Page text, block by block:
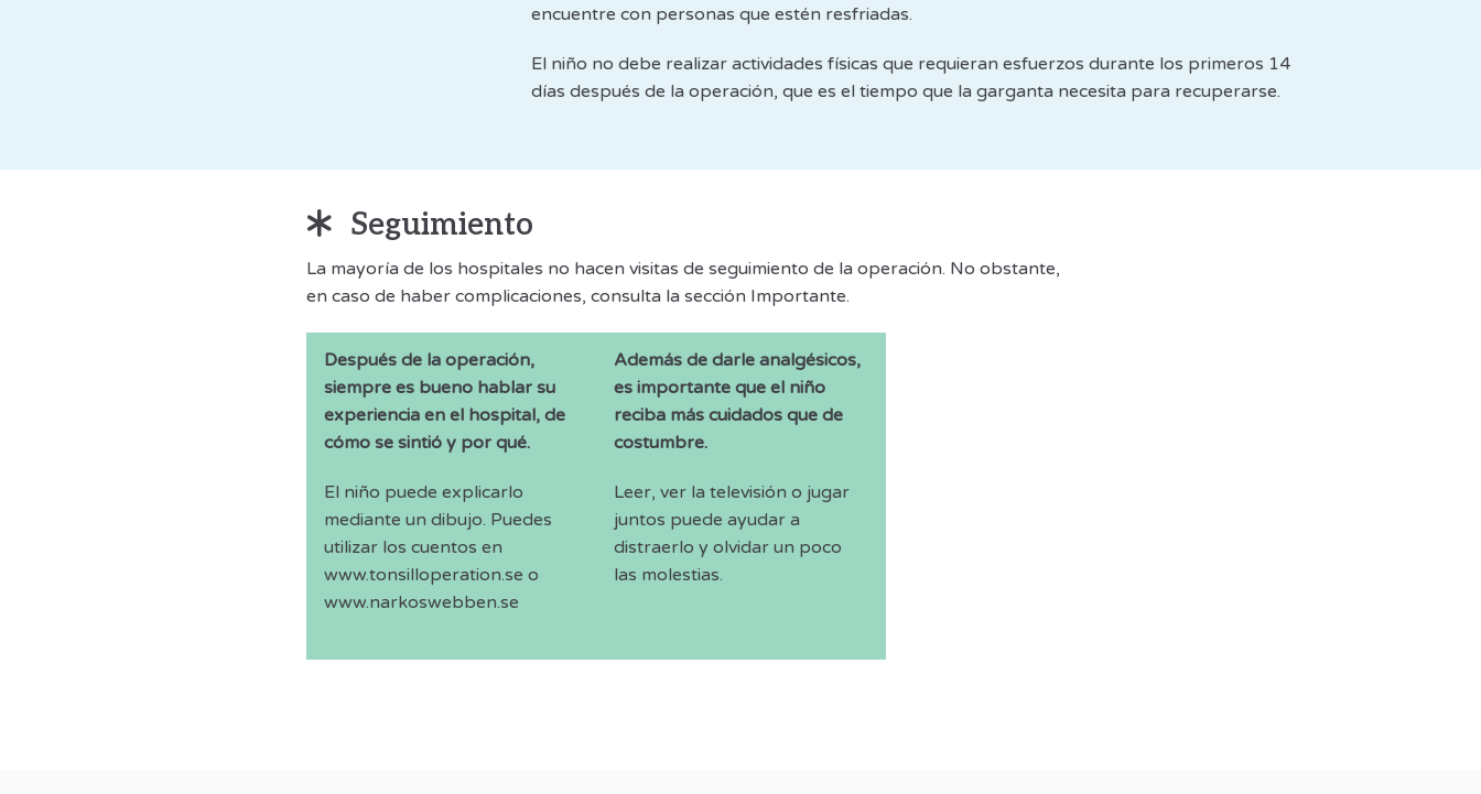
encuentre con personas que estén resfriadas.
El niño no debe realizar actividades físicas que requieran esfuerzos durante los primeros 14
días después de la operación, que es el tiempo que la garganta necesita para recuperarse.
Seguimiento
La mayoría de los hospitales no hacen visitas de seguimiento de la operación. No obstante,
en caso de haber complicaciones, consulta la sección Importante.
Después de la operación,
siempre es bueno hablar su
experiencia en el hospital, de
cómo se sintió y por qué.
El niño puede explicarlo
mediante un dibujo. Puedes
utilizar los cuentos en
www.tonsilloperation.se o
www.narkoswebben.se
Además de darle analgésicos,
es importante que el niño
reciba más cuidados que de
costumbre.
Leer, ver la televisión o jugar
juntos puede ayudar a
distraerlo y olvidar un poco
las molestias.